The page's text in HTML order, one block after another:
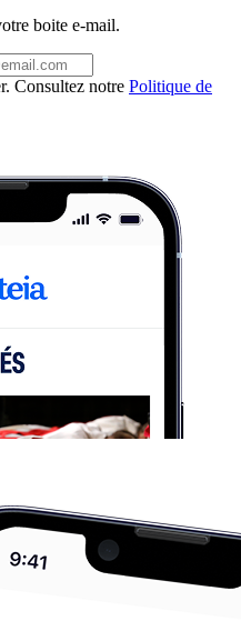
boite e-mail.
Consultez notre Politique de